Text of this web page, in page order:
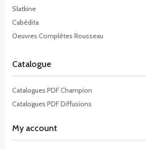
Slatkine
Cabédita
Oeuvres Complètes Rousseau
Catalogue
Catalogues PDF Champion
Catalogues PDF Diffusions
My account